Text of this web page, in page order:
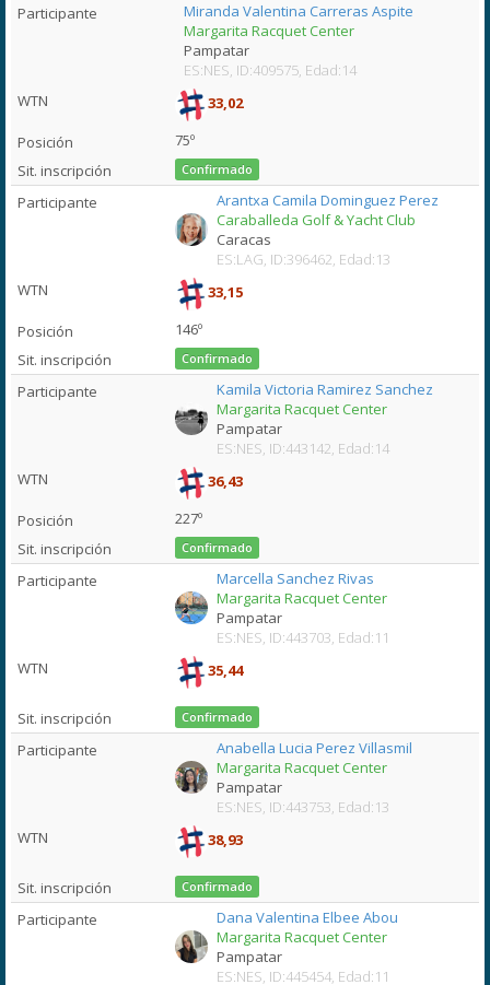
Miranda Valentina Carreras Aspite
Margarita Racquet Center
Pampatar
ES:NES, ID:409575, Edad:14
33,02
75º
Confirmado
Arantxa Camila Dominguez Perez
Caraballeda Golf & Yacht Club
Caracas
ES:LAG, ID:396462, Edad:13
33,15
146º
Confirmado
Kamila Victoria Ramirez Sanchez
Margarita Racquet Center
Pampatar
ES:NES, ID:443142, Edad:14
36,43
227º
Confirmado
Marcella Sanchez Rivas
Margarita Racquet Center
Pampatar
ES:NES, ID:443703, Edad:11
35,44
Confirmado
Anabella Lucia Perez Villasmil
Margarita Racquet Center
Pampatar
ES:NES, ID:443753, Edad:13
38,93
Confirmado
Dana Valentina Elbee Abou
Margarita Racquet Center
Pampatar
ES:NES, ID:445454, Edad:11